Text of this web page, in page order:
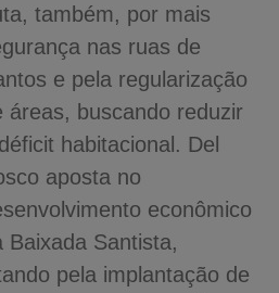
também, por mais
nas ruas de
e pela regularização
áreas, buscando reduzir
habitacional. Del
aposta no
econômico
Baixada Santista,
pela implantação de